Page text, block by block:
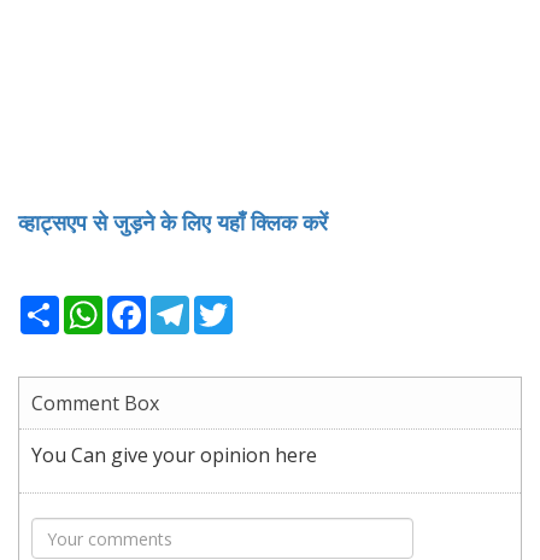
व्हाट्सएप से जुड़ने के लिए यहाँ क्लिक करें
ShareWhatsApp
Facebook
Telegram
Comment Box
You Can give your opinion here